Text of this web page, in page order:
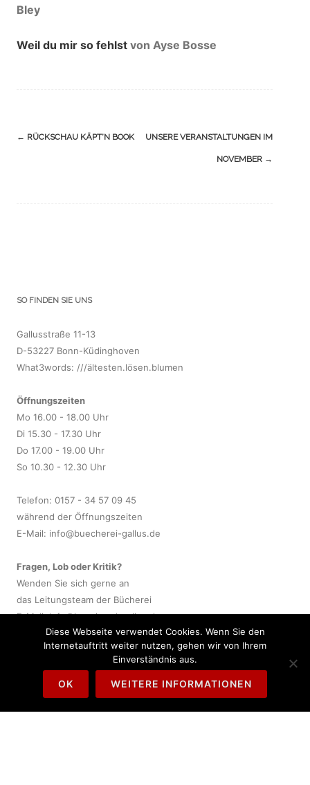
Bley
Weil du mir so fehlst von Ayse Bosse
Navigation
← RÜCKSCHAU KÄPT’N BOOK UNSERE VERANSTALTUNGEN IM
NOVEMBER →
SO FINDEN SIE UNS
Gallusstraße 11-13
D-53227 Bonn-Küdinghoven
What3words: ///ältesten.lösen.blumen
Öffnungszeiten
Mo 16.00 - 18.00 Uhr
Di 15.30 - 17.30 Uhr
Do 17.00 - 19.00 Uhr
So 10.30 - 12.30 Uhr
Telefon: 0157 - 34 57 09 45
während der Öffnungszeiten
E-Mail: info@buecherei-gallus.de
Fragen, Lob oder Kritik?
Wenden Sie sich gerne an
das Leitungsteam der Bücherei
E-Mail:info@buecherei-gallus.de
Wir werden uns bei Kontakt-
aufnahme zeitnah um Ihr
Anliegen kümmern.
Diese Webseite verwendet Cookies. Wenn Sie den
Internetauftritt weiter nutzen, gehen wir von Ihrem
Einverständnis aus.
OK WEITERE INFORMATIONEN